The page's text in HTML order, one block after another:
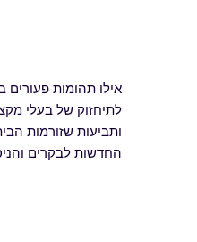
אילו תהומות פעורים
ותביעות שזורמות
החדשות לבקרים